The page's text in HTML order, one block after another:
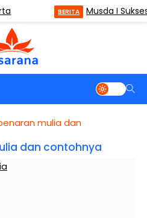
BERITA Musda I
mulia dan
dan contohnya